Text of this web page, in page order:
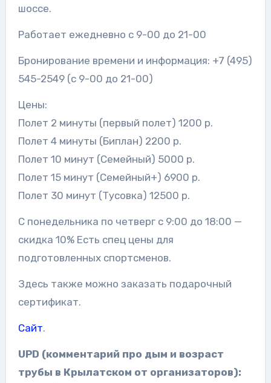
шоссе.
Работает ежедневно с 9-00 до 21-00
Бронирование времени и информация: +7 (495)
545-2549 (с 9-00 до 21-00)
Цены:
Полет 2 минуты (первый полет) 1200 р.
Полет 4 минуты (Биплан) 2200 р.
Полет 10 минут (Семейный) 5000 р.
Полет 15 минут (Семейный+) 6900 р.
Полет 30 минут (Тусовка) 12500 р.
С понедельника по четверг с 9:00 до 18:00 —
скидка 10% Есть спец цены для
подготовленных спортсменов.
Здесь также можно заказать подарочный
сертификат.
Сайт.
UPD (комментарий про дым и возраст
трубы в Крылатском от организаторов):